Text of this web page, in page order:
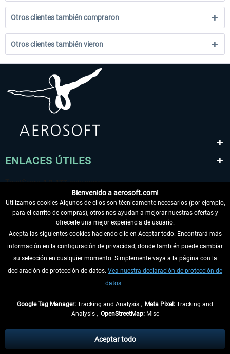
Otros clientes también compraron
Otros clientes también vieron
ENLACES ÚTILES
DESISTIR DEL CONTRATO
INFORMACIÓN
tasas de recepción si no se describe lo contrario
** De aplicación a envíos dentro de Alemania. Los plazos de envío para los
Bienvenido a aerosoft.com!
Utilizamos cookies Algunos de ellos son técnicamente necesarios (por ejemplo,
para el carrito de compras), otros nos ayudan a mejorar nuestras ofertas y
ofrecerle una mejor experiencia de usuario.
Acepta las siguientes cookies haciendo clic en Aceptar todo. Encontrará más
información en la configuración de privacidad, donde también puede cambiar
su selección en cualquier momento. Simplemente vaya a la página con la
declaración de protección de datos. Vea nuestra declaración de protección de
datos.
Google Tag Manager: Tracking and Analysis , Meta Pixel: Tracking and
Analysis , OpenStreetMap:Misc
Aceptar todo